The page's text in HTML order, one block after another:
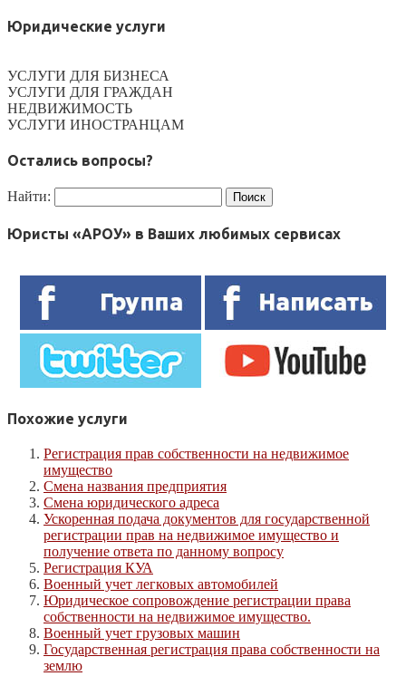
Юридические услуги
УСЛУГИ ДЛЯ БИЗНЕСА
УСЛУГИ ДЛЯ ГРАЖДАН
НЕДВИЖИМОСТЬ
УСЛУГИ ИНОСТРАНЦАМ
Остались вопросы?
Найти:
Юристы «АРОУ» в Ваших любимых сервисах
Похожие услуги
Регистрация прав собственности на недвижимое
имущество
Смена названия предприятия
Смена юридического адреса
Ускоренная подача документов для государственной
регистрации прав на недвижимое имущество и
получение ответа по данному вопросу
Регистрация КУА
Военный учет легковых автомобилей
Юридическое сопровождение регистрации права
собственности на недвижимое имущество.
Военный учет грузовых машин
Государственная регистрация права собственности на
землю